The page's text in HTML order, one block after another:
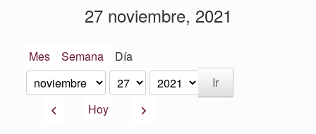
27 noviembre, 2021
Mes Semana Día
Mes
Día
Año
AnteriorHoy Siguiente